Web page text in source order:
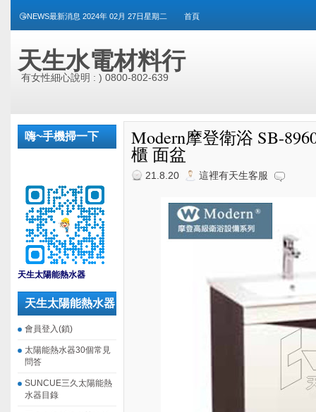
😘NEWS最新消息 2024年 02月 27日星期二 首頁
天生水電材料行
有女性細心說明 : ) 0800-802-639
嗨~手機掃一下
天生太陽能熱水器
天生太陽能熱水器
會員登入(鎖)
太陽能熱水器30個常見
問答
SUNCUE三久太陽能熱
水器目錄
Modern摩登衛浴 SB-
櫃 面盆
21.8.20 這裡有天生客服